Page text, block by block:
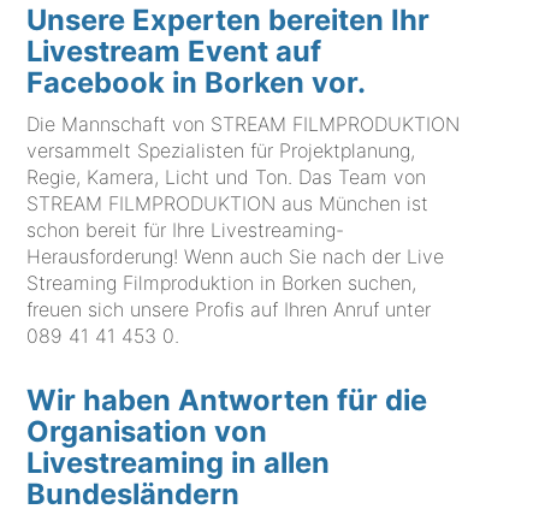
Unsere Experten bereiten Ihr
Livestream Event auf
Facebook in Borken vor.
Die Mannschaft von STREAM FILMPRODUKTION
versammelt Spezialisten für Projektplanung,
Regie, Kamera, Licht und Ton. Das Team von
STREAM FILMPRODUKTION aus München ist
schon bereit für Ihre Livestreaming-
Herausforderung! Wenn auch Sie nach der Live
Streaming Filmproduktion in Borken suchen,
freuen sich unsere Profis auf Ihren Anruf unter
089 41 41 453 0
Wir haben Antworten für die
Organisation von
Livestreaming in allen
Bundesländern